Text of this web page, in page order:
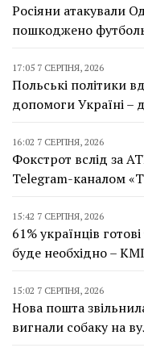
Росіяни атакували
пошкоджено
17:05 7 СЕРПНЯ, 2026
Польські політики
допомоги Україні –
16:02 7 СЕРПНЯ, 2026
Фокстрот вслід за
Telegram-каналом
15:42 7 СЕРПНЯ, 2026
61% українців
буде необхідно –
15:02 7 СЕРПНЯ, 2026
Нова пошта
вигнали собаку на